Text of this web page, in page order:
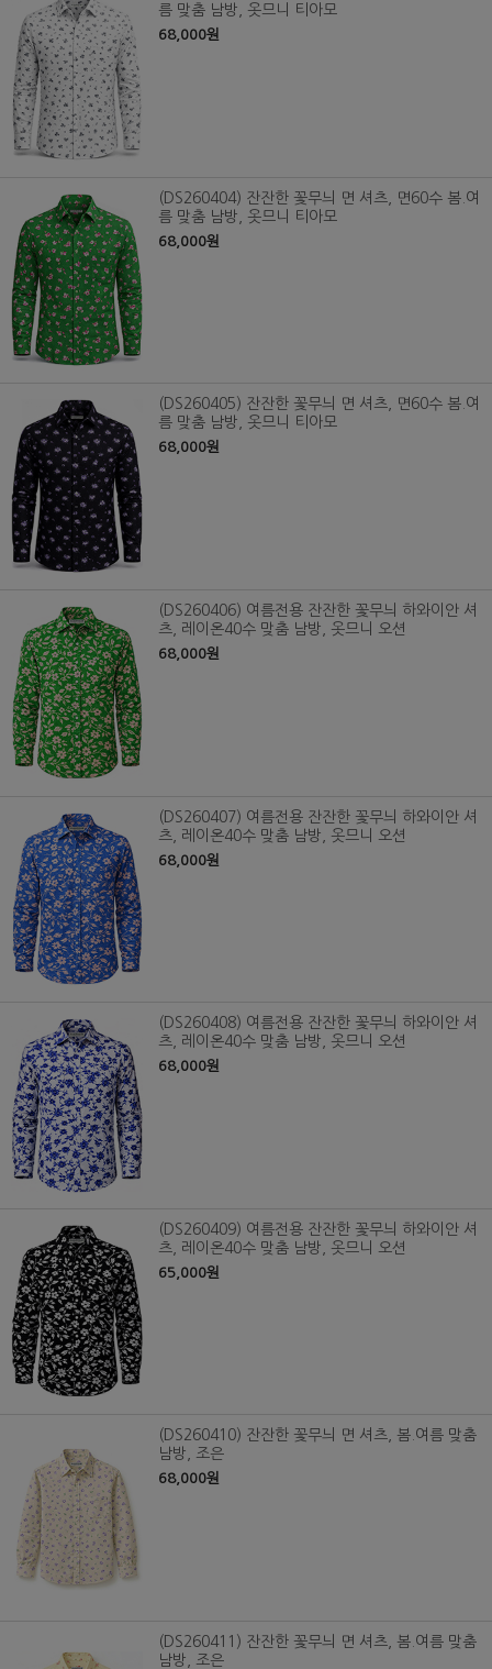
름 맞춤 남방, 옷므니 티아모
68,000원
(DS260404) 잔잔한 꽃무늬 면 셔츠, 면60수 봄.여
름 맞춤 남방, 옷므니 티아모
68,000원
(DS260405) 잔잔한 꽃무늬 면 셔츠, 면60수 봄.여
름 맞춤 남방, 옷므니 티아모
68,000원
(DS260406) 여름전용 잔잔한 꽃무늬 하와이안 셔
츠, 레이온40수 맞춤 남방, 옷므니 오션
68,000원
(DS260407) 여름전용 잔잔한 꽃무늬 하와이안 셔
츠, 레이온40수 맞춤 남방, 옷므니 오션
68,000원
(DS260408) 여름전용 잔잔한 꽃무늬 하와이안 셔
츠, 레이온40수 맞춤 남방, 옷므니 오션
68,000원
(DS260409) 여름전용 잔잔한 꽃무늬 하와이안 셔
츠, 레이온40수 맞춤 남방, 옷므니 오션
65,000원
(DS260410) 잔잔한 꽃무늬 면 셔츠, 봄.여름 맞춤
남방, 조은
68,000원
(DS260411) 잔잔한 꽃무늬 면 셔츠, 봄.여름 맞춤
남방, 조은